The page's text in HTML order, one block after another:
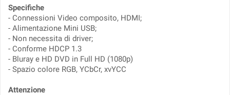
Specifiche
- Connessioni Video composito, HDMI;
- Alimentazione Mini USB;
- Non necessita di driver;
- Conforme HDCP 1.3
- Bluray e HD DVD in Full HD (1080p)
- Spazio colore RGB, YCbCr, xvYCC
Attenzione